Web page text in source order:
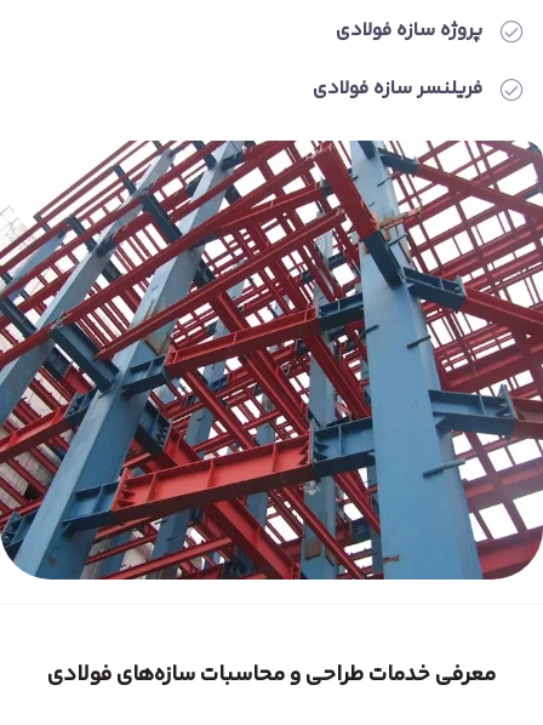
پروژه سازه فولادی
فریلنسر سازه فولادی
معرفی خدمات طراحی و محاسبات سازه‌های فولادی